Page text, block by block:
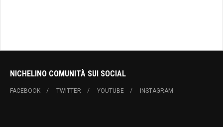
NICHELINO COMUNITÀ SUI SOCIAL
FACEBOOK TWITTER YOUTUBE INSTAGRAM